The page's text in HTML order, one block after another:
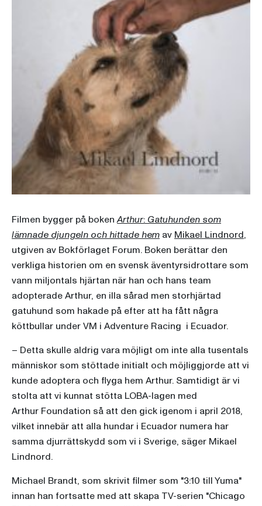
Filmen bygger på bokenArthur: Gatuhunden som
lämnade djungeln och hittade hem av Mikael Lindnord,
utgiven av Bokförlaget Forum. Boken berättar den
verkliga historien om en svensk äventyrsidrottare som
vann miljontals hjärtan när han och hans team
adopterade Arthur, en illa sårad men storhjärtad
gatuhund som hakade på efter att ha fått några
köttbullar under VM i Adventure Racing i Ecuador.
– Detta skulle aldrig vara möjligt om inte alla tusentals
människor som stöttade initialt och möjliggjorde att vi
kunde adoptera och flyga hem Arthur. Samtidigt är vi
stolta att vi kunnat stötta LOBA-lagen med
Arthur Foundation så att den gick igenom i april 2018,
vilket innebär att alla hundar i Ecuador numera har
samma djurrättskydd som vi i Sverige, säger Mikael
Lindnord.
Michael Brandt, som skrivit filmer som "3:10 till Yuma"
innan han fortsatte med att skapa TV-serien "Chicago